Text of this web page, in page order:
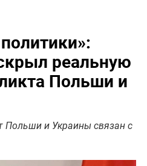
реальную
Польши и
Польши и Украины связан с